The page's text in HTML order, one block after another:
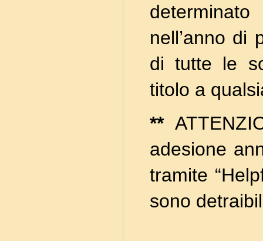
nell’anno di
di tutte le
titolo a
**
adesione
tramite
sono